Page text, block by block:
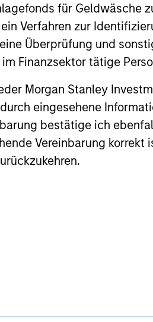
für Geldwäsche
Verfahren zur
Überprüfung und
Finanzsektor tätige
Morgan Stanley
eingesehene
bestätige ich
Vereinbarung
the asset class.
16-
Team Members.
page is for informational